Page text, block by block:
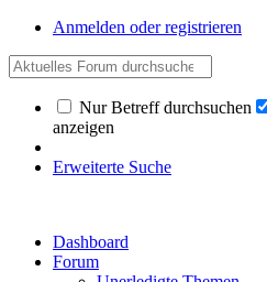
Anmelden oder registrieren
Nur Betreff durchsuchen
anzeigen
Erweiterte Suche
Dashboard
Forum